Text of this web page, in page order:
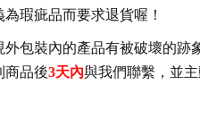
瑕疵品而要求退貨喔！
外包裝內的產品有被破壞的跡
商品後3天內與我們聯繫，並